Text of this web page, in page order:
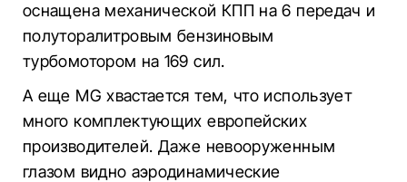
оснащена механической КПП на 6 передач и
полуторалитровым бензиновым
турбомотором на 169 сил.
А еще MG хвастается тем, что использует
много комплектующих европейских
производителей. Даже невооруженным
глазом видно аэродинамические